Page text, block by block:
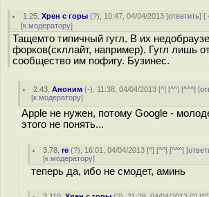
1.25 ,Хрен с горы (?), 10:47, 04/04/2013 [ответить] [
[к модератору]
Тащемто типичный гугл. В их
форков(скллайт, например). Гугл лишь
сообщество им пофигу. Бузинес.
2.43 ,Аноним (-), 11:38, 04/04/2013 [^] [^^] [^^^] [
[к модератору]
Apple не нужен, потому Google -
этого не понять...
3.78 ,re (?), 16:01, 04/04/2013 [^] [^^] [^^^] [
[к модератору]
теперь да, ибо не смодет, аминь